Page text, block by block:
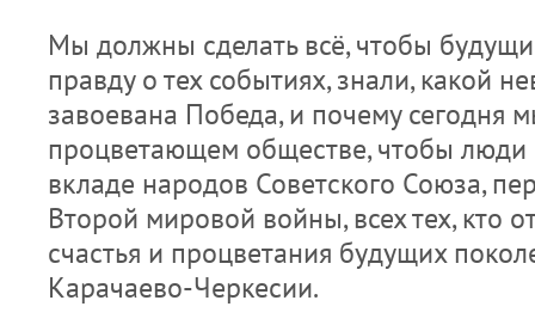
Мы должны сделать всё, чтобы
правду о тех событиях, знали, какой
завоевана Победа, и почему
процветающем обществе, чтобы
вкладе народов Советского Союза,
Второй мировой войны, всех тех, кто
счастья и процветания будущих
Карачаево-Черкесии.